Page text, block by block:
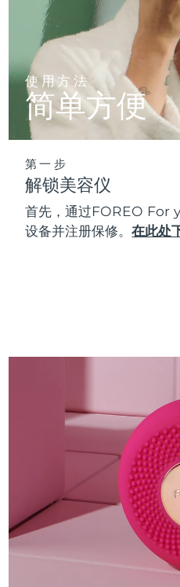
使用方法
简单方便
第一步
解锁美容仪
首先，通过FOREO For
设备并注册保修。在此处